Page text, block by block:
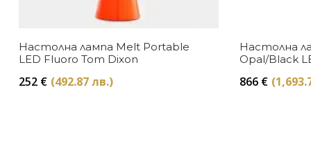
Настолна лампа Melt Portable
LED Fluoro Tom Dixon
252 € (492.87 лв.)
Настолна
Opal/Black
866 €